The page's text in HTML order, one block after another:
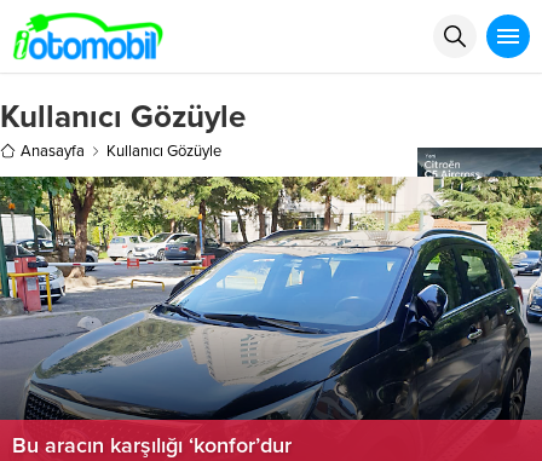
Kullanıcı Gözüyle
Anasayfa Kullanıcı Gözüyle
Bu aracın karşılığı ‘konfor’dur